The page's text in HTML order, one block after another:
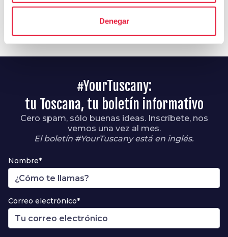
Denegar
Muestra en el mapa
#YourTuscany:
tu Toscana, tu boletín informativo
Cero spam, sólo buenas ideas. Inscríbete, nos
vemos una vez al mes.
El boletín #YourTuscany está en inglés.
Nombre*
Correo electrónico*